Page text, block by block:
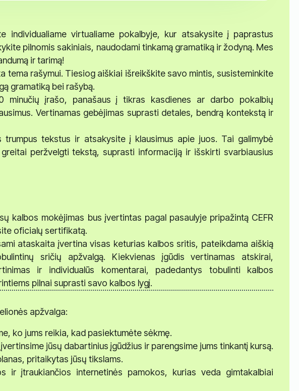
individualiame virtualiame pokalbyje, kur atsakysite į paprastus
pilnomis sakiniais, naudodami tinkamą gramatiką ir žodyną. Mes
ir tarimą!
tema rašymui. Tiesiog aiškiai išreikškite savo mintis, susisteminkite
gramatiką bei rašybą.
minučių įrašo, panašaus į tikras kasdienes ar darbo pokalbių
Vertinamas gebėjimas suprasti detales, bendrą kontekstą ir
trumpus tekstus ir atsakysite į klausimus apie juos. Tai galimybė
peržvelgti tekstą, suprasti informaciją ir išskirti svarbiausius
kalbos mokėjimas bus įvertintas pagal pasaulyje pripažintą CEFR
oficialų sertifikatą.
ataskaita įvertina visas keturias kalbos sritis, pateikdama aiškią
sričių apžvalgą. Kiekvienas įgūdis vertinamas atskirai,
ir individualūs komentarai, padedantys tobulinti kalbos
pilnai suprasti savo kalbos lygį.
apžvalga:
ko jums reikia, kad pasiektumėte sėkmę.
jūsų dabartinius įgūdžius ir parengsime jums tinkantį kursą.
pritaikytas jūsų tikslams.
ir įtraukiančios internetinės pamokos, kurias veda gimtakalbiai